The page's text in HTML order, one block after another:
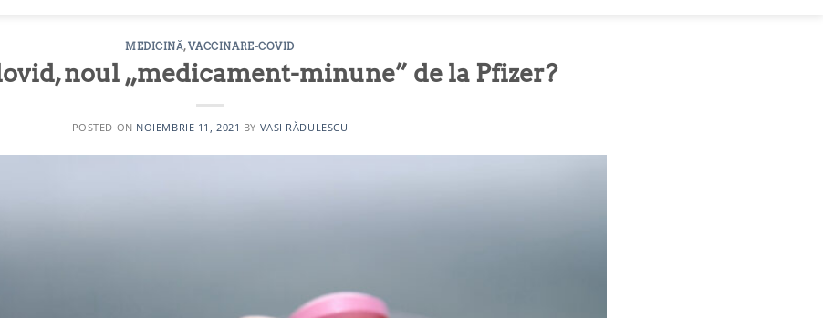
MEDICINĂ,VACCINARE-COVID
noul „medicament-minune” de la Pfizer?
POSTED ON NOIEMBRIE 11, 2021 BY VASI RĂDULESCU